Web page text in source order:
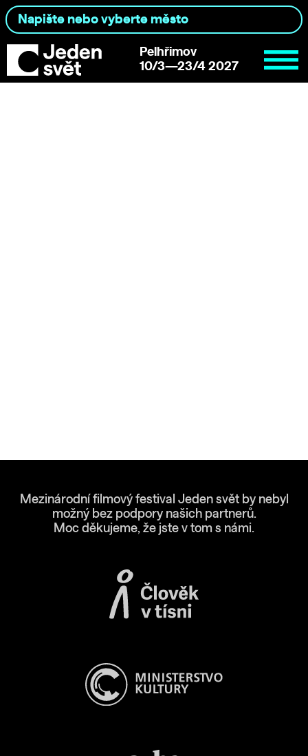
Pelhřimov
10/3—23/4 2027
Mezinárodní filmový festival Jeden svět by nebyl
možný bez podpory našich partnerů.
Moc děkujeme, že jste v tom s námi.